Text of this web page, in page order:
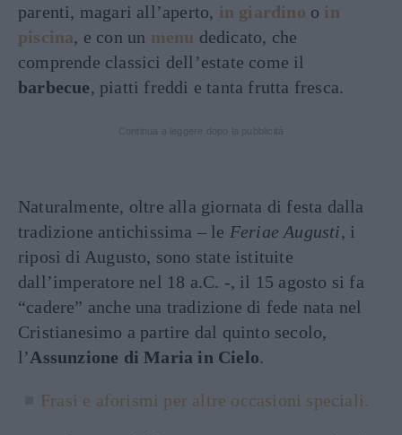
parenti, magari all’aperto, in giardino o in
piscina, e con un menu dedicato, che
comprende classici dell’estate come il
barbecue, piatti freddi e tanta frutta fresca.
Naturalmente, oltre alla giornata di festa dalla
tradizione antichissima – le Feriae Augusti, i
riposi di Augusto, sono state istituite
dall’imperatore nel 18 a.C. -, il 15 agosto si fa
“cadere” anche una tradizione di fede nata nel
Cristianesimo a partire dal quinto secolo,
l’Assunzione di Maria in Cielo.
Frasi e aforismi per altre occasioni speciali.